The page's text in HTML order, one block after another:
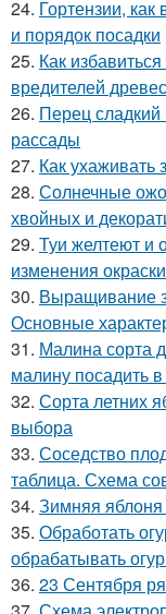
24. Гортензии,
и порядок посадки
25. Как
вредителей
26. Перец
рассады
27. Как
28. Солнечные
хвойных и
29. Туи желтеют и
изменения
30. Выращивание
Основные
31. Малина сорта
малину посадить
32. Сорта летних
выбора
33. Соседство
таблица. Схема
34. Зимняя яблоня
35. Обработать
обрабатывать
36. 23 Сентября